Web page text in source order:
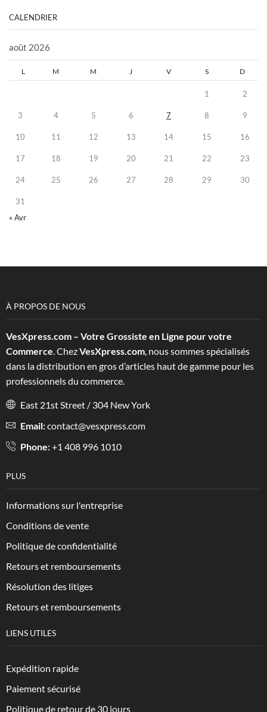
CALENDRIER
août 2026
L M M J V S D
1 2
3 4 5 6 7 8 9
10 11 12 13 14 15 16
17 18 19 20 21 22 23
24 25 26 27 28 29 30
31
« Avr
À PROPOS DE NOUS
VesXpress.com – Votre Grossiste en Ligne pour votre
Commerce . ChezVesXpress.com , nous sommes spécialisés
dans la distribution en gros d’articles haut de gamme pour les
professionnels du commerce.
East 21st Street / 304 New York
Email:contact@vesxpress.com
Phone:+1 408 996 1010
PLUS
Informations sur l'entreprise
Conditions de vente
Politique de confidentialité
Retours et remboursements
Résolution des litiges
Retours et remboursements
LIENS UTILES
Expédition rapide
Paiement sécurisé
Politique de retour de 30 jours